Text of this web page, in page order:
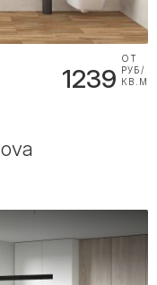
1239
ОТ
РУБ/
КВ.М